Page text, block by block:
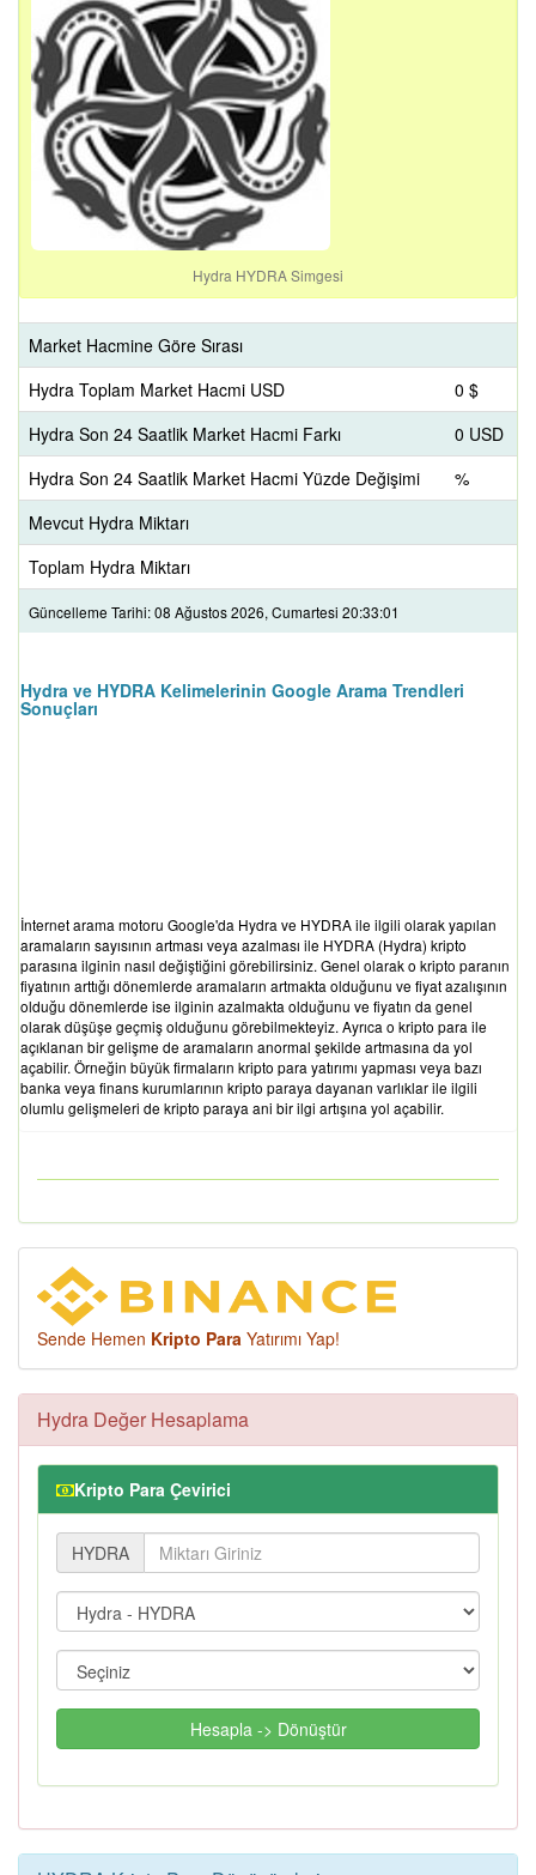
Hydra HYDRA Simgesi
Market Hacmine Göre Sırası
Hydra Toplam Market Hacmi USD
0 $
Hydra Son 24 Saatlik Market Hacmi Farkı
0 USD
Hydra Son 24 Saatlik Market Hacmi Yüzde Değişimi
%
Mevcut Hydra Miktarı
Toplam Hydra Miktarı
Güncelleme Tarihi: 08 Ağustos 2026, Cumartesi 20:33:01
Hydra ve HYDRA Kelimelerinin Google Arama Trendleri
Sonuçları
İnternet arama motoru Google'da Hydra ve HYDRA ile ilgili olarak yapılan
aramaların sayısının artması veya azalması ile HYDRA (Hydra) kripto
parasına ilginin nasıl değiştiğini görebilirsiniz. Genel olarak o kripto paranın
fiyatının arttığı dönemlerde aramaların artmakta olduğunu ve fiyat azalışının
olduğu dönemlerde ise ilginin azalmakta olduğunu ve fiyatın da genel
olarak düşüşe geçmiş olduğunu görebilmekteyiz. Ayrıca o kripto para ile
açıklanan bir gelişme de aramaların anormal şekilde artmasına da yol
açabilir. Örneğin büyük firmaların kripto para yatırımı yapması veya bazı
banka veya finans kurumlarının kripto paraya dayanan varlıklar ile ilgili
olumlu gelişmeleri de kripto paraya ani bir ilgi artışına yol açabilir.
Sende Hemen Kripto Para Yatırımı Yap!
Hydra Değer Hesaplama
Kripto Para Çevirici
HYDRA
Hesapla -> Dönüştür